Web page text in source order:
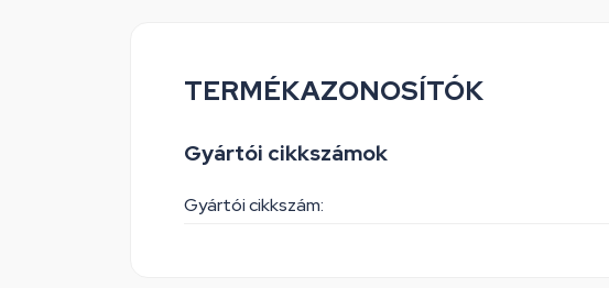
TERMÉKAZONOSÍTÓK
Gyártói cikkszámok
Gyártói cikkszám: